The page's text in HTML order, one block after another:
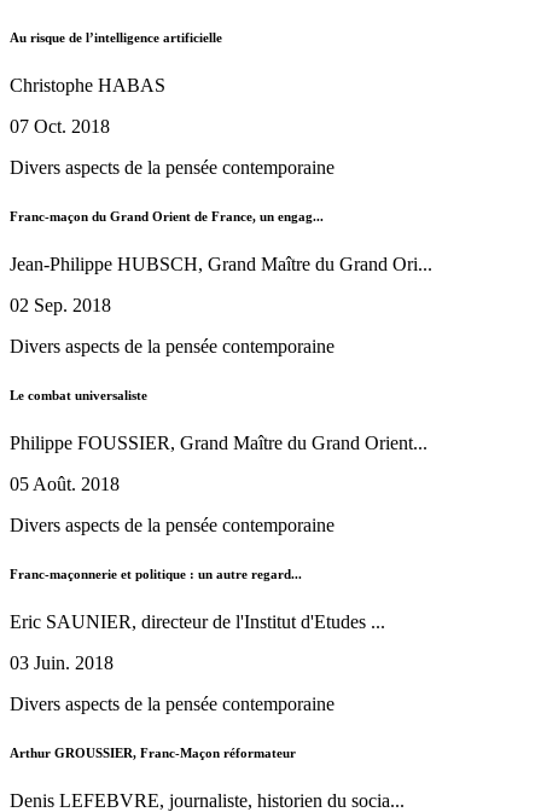
Au risque de l’intelligence artificielle
Christophe HABAS
07 Oct. 2018
Divers aspects de la pensée contemporaine
Franc-maçon du Grand Orient de France, un engag...
Jean-Philippe HUBSCH, Grand Maître du Grand Ori...
02 Sep. 2018
Divers aspects de la pensée contemporaine
Le combat universaliste
Philippe FOUSSIER, Grand Maître du Grand Orient...
05 Août. 2018
Divers aspects de la pensée contemporaine
Franc-maçonnerie et politique : un autre regard...
Eric SAUNIER, directeur de l'Institut d'Etudes ...
03 Juin. 2018
Divers aspects de la pensée contemporaine
Arthur GROUSSIER, Franc-Maçon réformateur
Denis LEFEBVRE, journaliste, historien du socia...